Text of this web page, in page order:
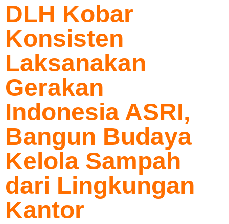
DLH Kobar
Konsisten
Laksanakan
Gerakan
Indonesia ASRI,
Bangun Budaya
Kelola Sampah
dari Lingkungan
Kantor